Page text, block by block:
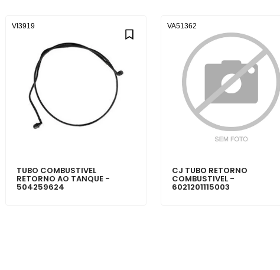
TUBO COMBUSTIVEL
RETORNO AO TANQUE -
504259624
VI3919
CJ TUBO RETORNO
COMBUSTIVEL -
6021201115003
VA51362